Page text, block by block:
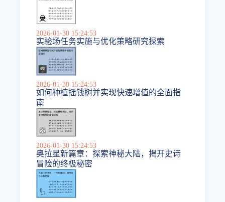
2026-01-30 15:24:53
实验场任务实施与优化策略研究探索
2026-01-30 15:24:53
如何种植摇钱树并实现快速增值的全面指
南
2026-01-30 15:24:53
奥拉星新篇章：探索神秘大陆，揭开史诗
冒险的终极秘密